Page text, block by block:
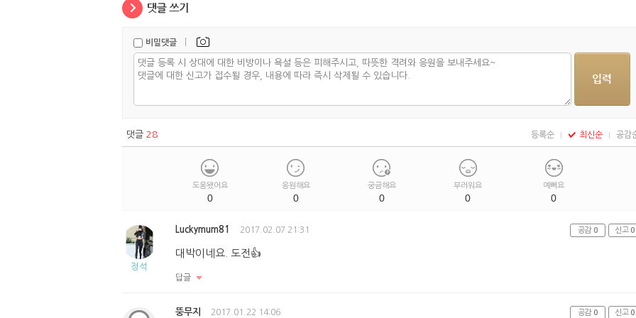
비밀댓글 |
댓글 28 등록순 최신순 공감
도움됐어요
0
응원해요
0
궁금해요
0
부러워요
0
예뻐요
0
정석
Luckymum81 2017.02.07 21:31
대박이네요. 도전👍
답글
공감 0 신고 0
뚱무지 2017.01.22 14:06 공감 0 신고 0